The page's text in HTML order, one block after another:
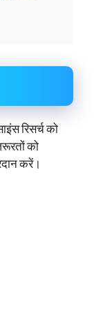
रिसर्च को
को
करें।